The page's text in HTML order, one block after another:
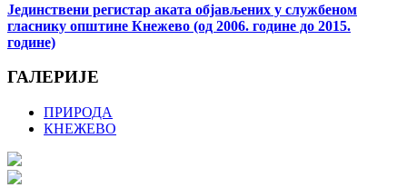
Јединствени регистар аката објављених у службеном
гласнику општине Кнежево (од 2006. године до 2015.
године)
ГАЛЕРИЈЕ
ПРИРОДА
КНЕЖЕВО